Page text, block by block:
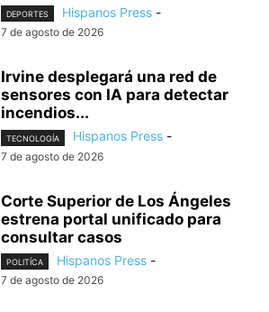
DEPORTES Hispanos Press -
7 de agosto de 2026
Irvine desplegará una red de
sensores con IA para detectar
incendios...
TECNOLOGÍA Hispanos Press -
7 de agosto de 2026
Corte Superior de Los Ángeles
estrena portal unificado para
consultar casos
POLITÍCA Hispanos Press -
7 de agosto de 2026